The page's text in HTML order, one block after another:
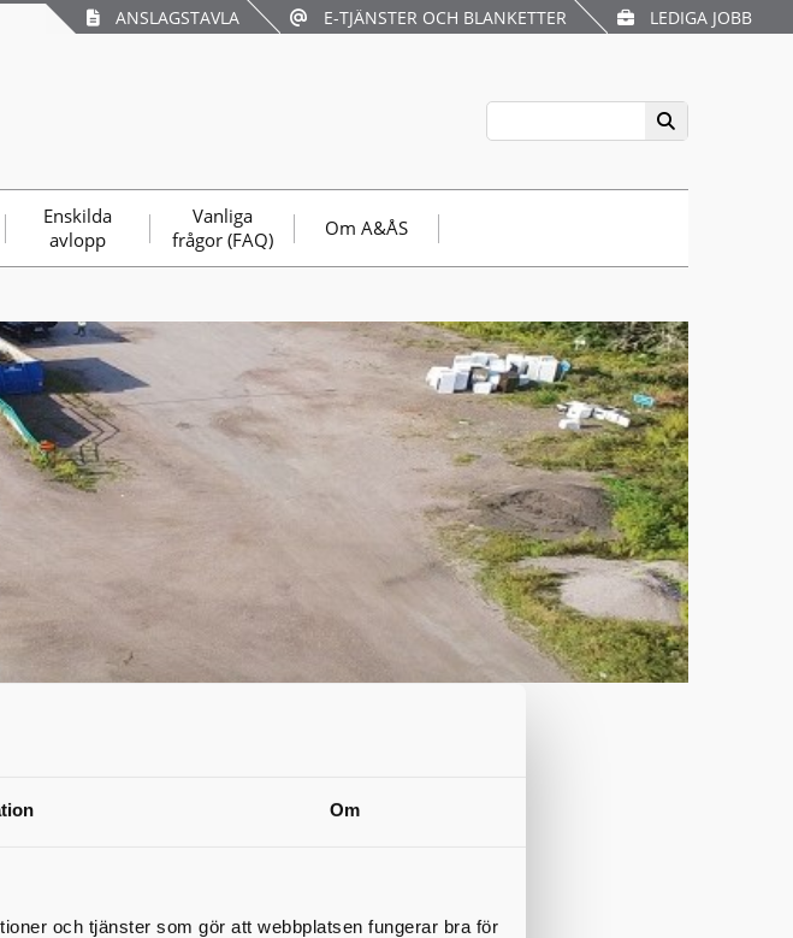
Om
och tjänster som gör att webbplatsen fungerar bra för
ANSLAGSTAVLA E-TJÄNSTER OCH BLANKETTER LEDIGA JOBB
Enskilda
avlopp
Vanliga
frågor (FAQ)
Om A&ÅS
privatpersoner. Företag hänvisas till